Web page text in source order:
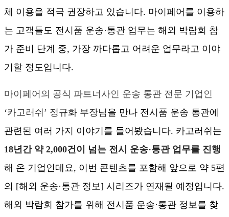
체 이용을 적극 권장하고 있습니다. 마이페어를 이용하
는 고객들도 전시품 운송·통관 업무는 해외 박람회 참
가 준비 단계 중, 가장 까다롭고 어려운 업무라고 이야
기할 정도입니다.
마이페어의 공식 파트너사인 운송 통관 전문 기업인
‘카고러쉬’ 정규화 부장님을 만나 전시품 운송 통관에
18년간 약 2,000건이 넘는 전시 운송·통관 업무를 진행
해 온 기업인데요, 이번 콘텐츠를 포함해 앞으로 약 5편
의 [해외 운송·통관 정보] 시리즈가 연재될 예정입니다.
해외 박람회 참가를 위해 전시품 운송·통관 정보를 찾